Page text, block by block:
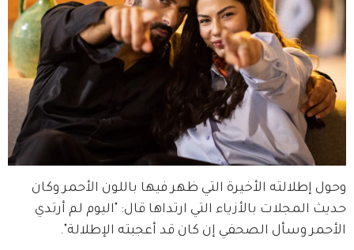
وحول إطلالته الأخيرة التي ظهر فيها باللون الأحمر وكان
حديث المجلات بالأزياء التي ارتداها قال: "اليوم لم أرتدي
الأحمر وسأل الصحفي إن كان قد أعجبته الإطلالة".